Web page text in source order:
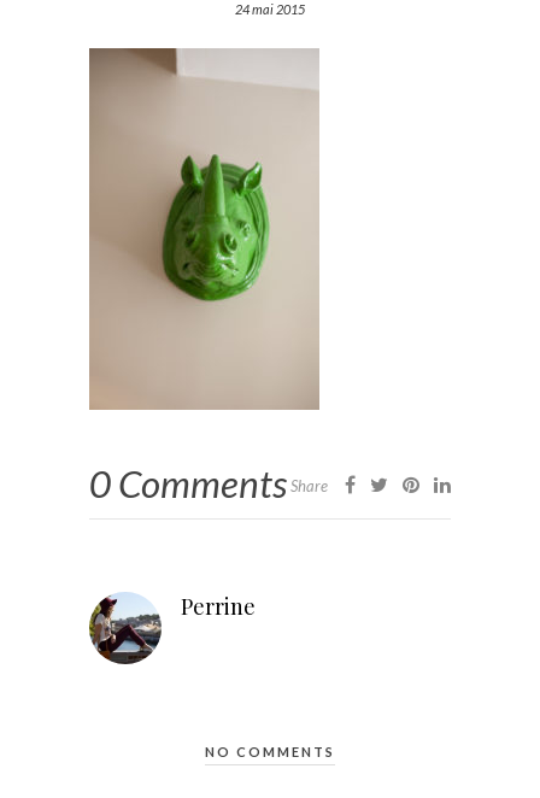
24 mai 2015
0 CommentsShare
Perrine
NO COMMENTS